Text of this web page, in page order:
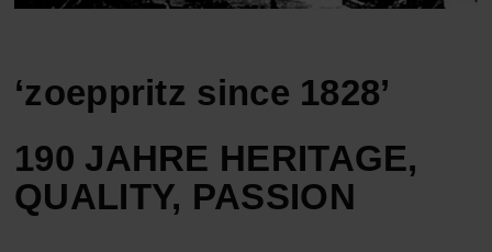
‘zoeppritz since 1828’
190 JAHRE HERITAGE,
QUALITY, PASSION